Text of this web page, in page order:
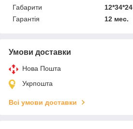
Габарити
12*34*24
Гарантія
12 мес.
Умови доставки
Нова Пошта
Укрпошта
Всі умови доставки